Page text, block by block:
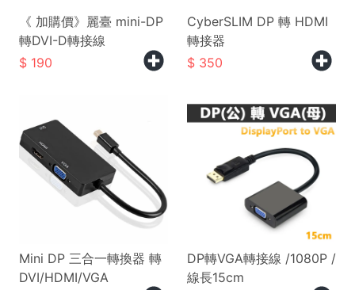
《 加購價》麗臺 mini-DP
轉DVI-D轉接線
190
CyberSLIM DP 轉 HDMI
轉接器
350
Mini DP 三合一轉換器 轉
DVI/HDMI/VGA
DP轉VGA轉接線 /1080P /
線長15cm